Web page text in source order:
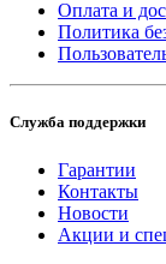
Оплата и
Политика
Служба поддержки
Гарантии
Контакты
Новости
Акции и